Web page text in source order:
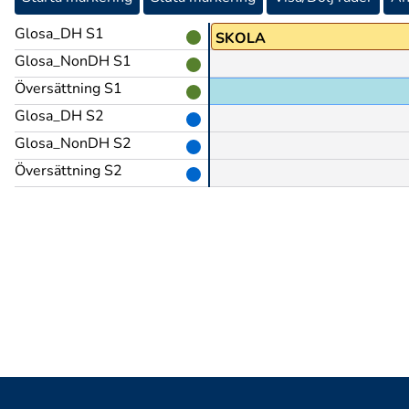
Glosa_DH S1
Glosa_NonDH S1
Översättning S1
Glosa_DH S2
Glosa_NonDH S2
Översättning S2
SKOLA